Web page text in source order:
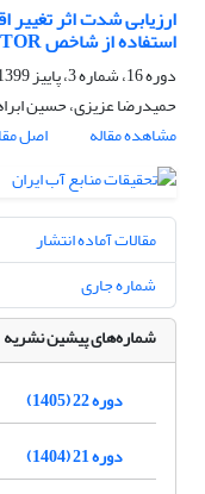
ارزیابی شدت اثر تغییر
استفاده از شاخص NISTOR
دوره 16، شماره 3، پاییز 1399، صفحه
حمیدرضا عزیزی، حسین
مشاهده مقاله
اصل
مقالات آماده انتشار
شماره جاری
شماره‌های پیشین نشریه
دوره 22 (1405)
دوره 21 (1404)